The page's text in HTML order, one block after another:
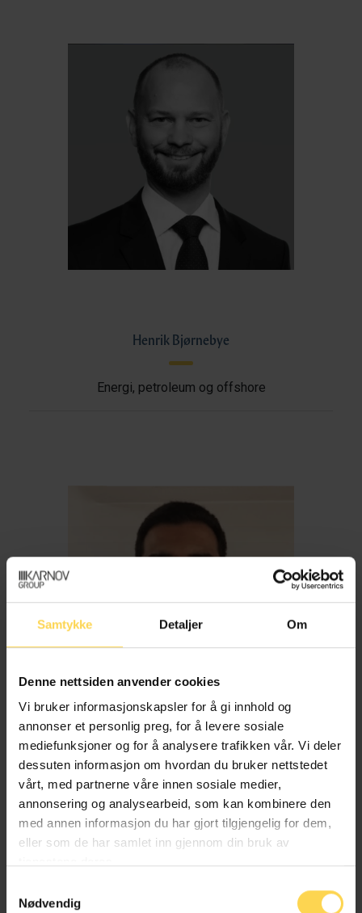
Samtykke Detaljer Om
Denne nettsiden anvender cookies
Vi bruker informasjonskapsler for å gi innhold og
annonser et personlig preg, for å levere sosiale
mediefunksjoner og for å analysere trafikken vår. Vi deler
dessuten informasjon om hvordan du bruker nettstedet
vårt, med partnerne våre innen sosiale medier,
annonsering og analysearbeid, som kan kombinere den
med annen informasjon du har gjort tilgjengelig for dem,
eller som de har samlet inn gjennom din bruk av
Nødvendig
Henrik Bjørnebye
Energi, petroleum og offshore
Imran Haider
Trygderett og pensjonsrett